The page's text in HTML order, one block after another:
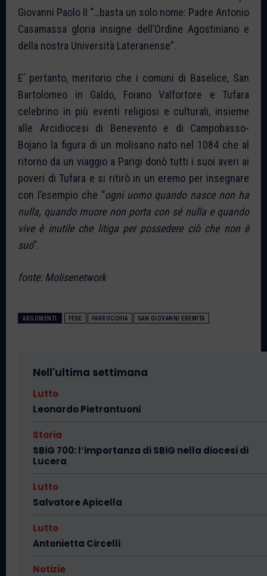
Giovanni Paolo II “…basta un solo nome: Padre Antonio
Casamassa gloria insigne dell’Ordine Agostiniano e
della nostra Università Lateranense”.
E’ pertanto, meritorio che i comuni di Baselice, San
Bartolomeo in Galdo, Foiano Valfortore e Tufara
celebrino in più eventi religiosi e culturali, insieme
alle Arcidiocesi di Benevento e di Campobasso-
Bojano la figura di un molisano nato nel 1084 che al
ritorno da un viaggio a Parigi donò tutti i suoi averi ai
poveri di Tufara e si ritirò in un eremo per insegnare
con l’esempio che “ogni uomo quando nasce non ha
nulla, quando muore non porta con sé nulla e quando
vive è inutile che litiga per possedere ciò che non è
suo”.
fonte: Molisenetwork
ARGOMENTI FEDE PARROCCHIA SAN GIOVANNI EREMITA
Nell'ultima settimana
Lutto
Leonardo Pietrantuoni
Storia
SBiG 700: l’importanza di SBiG nella diocesi di
Lucera
Lutto
Salvatore Apicella
Lutto
Antonietta Circelli
Notizie